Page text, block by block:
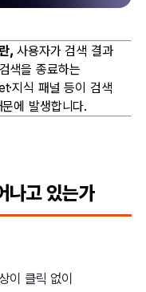
,사용자가 검색 결과
색을 종료하는
지식 패널 등이 검색
에 발생합니다.
나고 있는가
클릭 없이